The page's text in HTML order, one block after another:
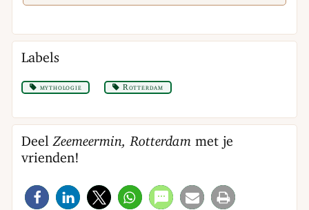
Labels
mythologie Rotterdam
DeelZeemeermin, Rotterdam met je
vrienden!